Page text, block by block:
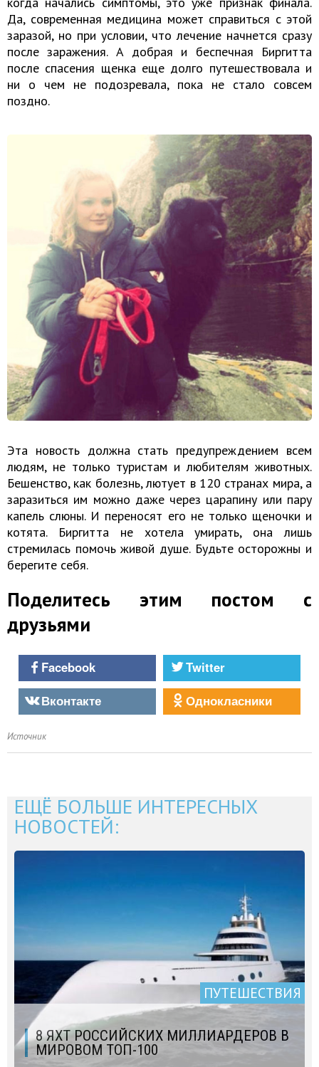
Да, современная медицина может справиться с этой
заразой, но при условии, что лечение начнется сразу
после заражения. А добрая и беспечная Биргитта
после спасения щенка еще долго путешествовала и
ни о чем не подозревала, пока не стало совсем
поздно.
Эта новость должна стать предупреждением всем
людям, не только туристам и любителям животных.
Бешенство, как болезнь, лютует в 120 странах мира, а
заразиться им можно даже через царапину или пару
капель слюны. И переносят его не только щеночки и
котята. Биргитта не хотела умирать, она лишь
стремилась помочь живой душе. Будьте осторожны и
берегите себя.
Поделитесь этим постом с
друзьями
Facebook
Twitter
Вконтакте
Однокласники
Источник
ЕЩЁ БОЛЬШЕ ИНТЕРЕСНЫХ
НОВОСТЕЙ:
ПУТЕШЕСТВИЯ
8 ЯХТ РОССИЙСКИХ МИЛЛИАРДЕРОВ В
МИРОВОМ ТОП-100